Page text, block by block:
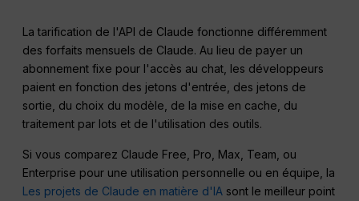
La tarification de l'API de Claude fonctionne différemment
des forfaits mensuels de Claude. Au lieu de payer un
abonnement fixe pour l'accès au chat, les développeurs
paient en fonction des jetons d'entrée, des jetons de
sortie, du choix du modèle, de la mise en cache, du
traitement par lots et de l'utilisation des outils.
Si vous comparez Claude Free, Pro, Max, Team, ou
Enterprise pour une utilisation personnelle ou en équipe, la
Les projets de Claude en matière d'IA sont le meilleur point